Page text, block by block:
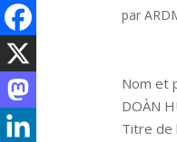
par
Nom et
DOÀN
Titre de